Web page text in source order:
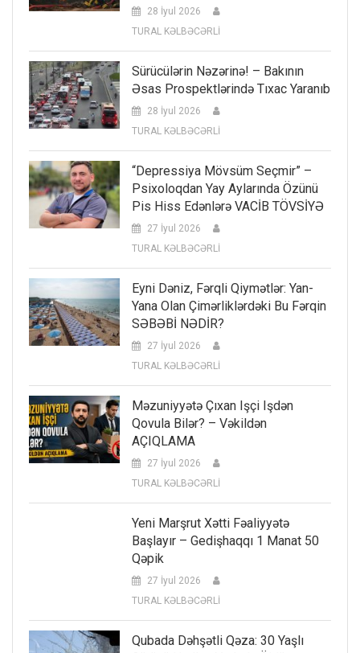
28 İyul 2026
TURAL KƏLBƏCƏRLİ
Sürücülərin Nəzərinə! – Bakının
Əsas Prospektlərində Tıxac Yaranıb
28 İyul 2026
TURAL KƏLBƏCƏRLİ
“Depressiya Mövsüm Seçmir” –
Psixoloqdan Yay Aylarında Özünü
Pis Hiss Edənlərə VACİB TÖVSİYƏ
27 İyul 2026
TURAL KƏLBƏCƏRLİ
Eyni Dəniz, Fərqli Qiymətlər: Yan-
Yana Olan Çimərliklərdəki Bu Fərqin
SƏBƏBİ NƏDİR?
27 İyul 2026
TURAL KƏLBƏCƏRLİ
Məzuniyyətə Çıxan Işçi Işdən
Qovula Bilər? – Vəkildən
AÇIQLAMA
27 İyul 2026
TURAL KƏLBƏCƏRLİ
Yeni Marşrut Xətti Fəaliyyətə
Başlayır – Gedişhaqqı 1 Manat 50
Qəpik
27 İyul 2026
TURAL KƏLBƏCƏRLİ
Qubada Dəhşətli Qəza: 30 Yaşlı